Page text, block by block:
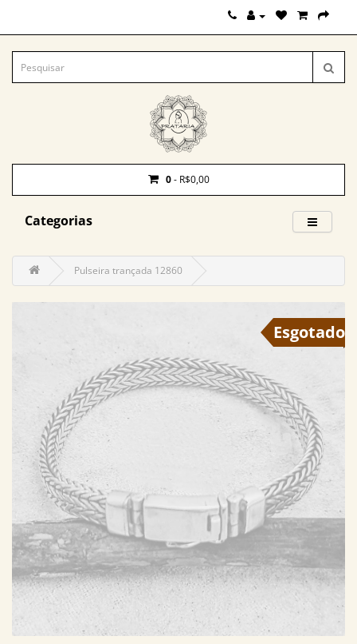
0- R$0,00
Categorias
Pulseira trançada 12860